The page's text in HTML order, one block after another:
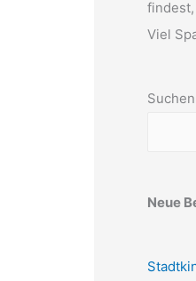
Viel
Suchen
Neue